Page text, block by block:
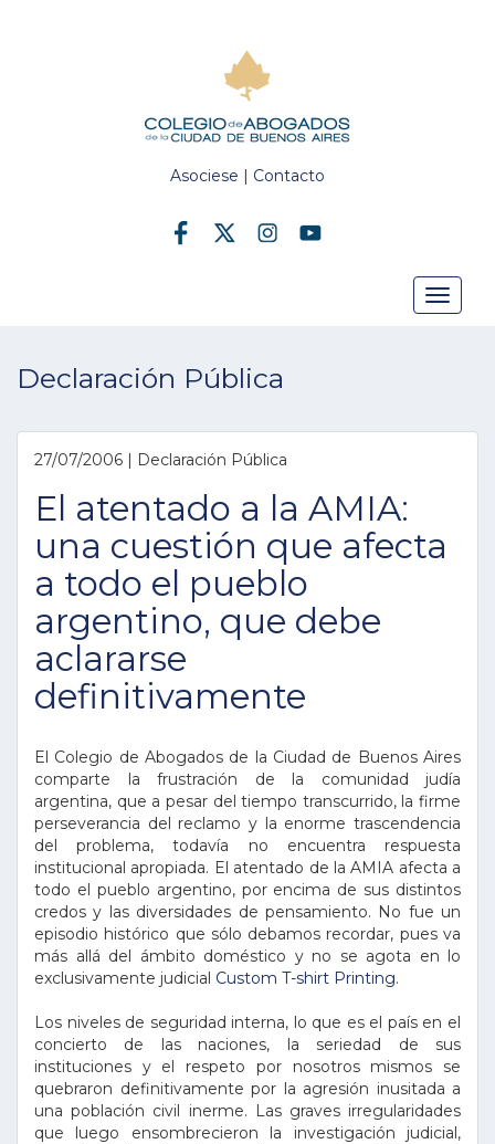
Asociese | Contacto
Toggle
Declaración Pública
27/07/2006 | Declaración Pública
El atentado a la AMIA:
una cuestión que afecta
a todo el pueblo
argentino, que debe
aclararse
definitivamente
El Colegio de Abogados de la Ciudad de Buenos Aires
comparte la frustración de la comunidad judía
argentina, que a pesar del tiempo transcurrido, la firme
perseverancia del reclamo y la enorme trascendencia
del problema, todavía no encuentra respuesta
institucional apropiada. El atentado de la AMIA afecta a
todo el pueblo argentino, por encima de sus distintos
credos y las diversidades de pensamiento. No fue un
episodio histórico que sólo debamos recordar, pues va
más allá del ámbito doméstico y no se agota en lo
exclusivamente judicial Custom T-shirt Printing.
Los niveles de seguridad interna, lo que es el país en el
concierto de las naciones, la seriedad de sus
instituciones y el respeto por nosotros mismos se
quebraron definitivamente por la agresión inusitada a
una población civil inerme. Las graves irregularidades
que luego ensombrecieron la investigación judicial,